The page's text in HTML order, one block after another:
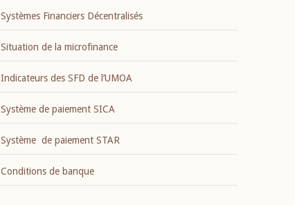
Systèmes Financiers Décentralisés
Situation de la microfinance
Indicateurs des SFD de l’UMOA
Système de paiement SICA
Système de paiement STAR
Conditions de banque